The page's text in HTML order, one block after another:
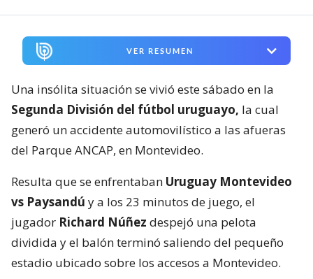
VER RESUMEN
Una insólita situación se vivió este sábado en la
Segunda División del fútbol uruguayo, la cual
generó un accidente automovilístico a las afueras
del Parque ANCAP, en Montevideo.
Resulta que se enfrentaban Uruguay Montevideo
vs Paysandú y a los 23 minutos de juego, el
jugador Richard Núñez despejó una pelota
dividida y el balón terminó saliendo del pequeño
estadio ubicado sobre los accesos a Montevideo.